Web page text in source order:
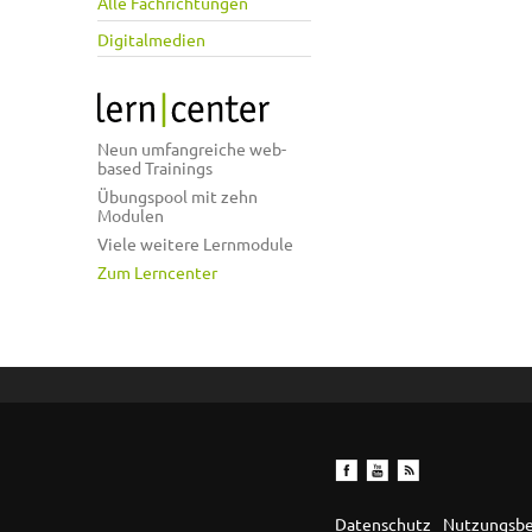
Digitalmedien
Neun umfangreiche web-
based Trainings
Übungspool mit zehn
Modulen
Viele weitere Lernmodule
Zum Lerncenter
Datenschutz